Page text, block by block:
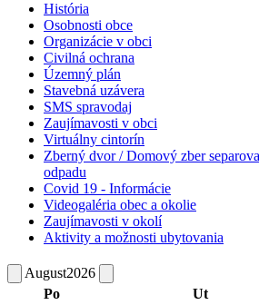
História
Osobnosti obce
Organizácie v obci
Civilná ochrana
Územný plán
Stavebná uzávera
SMS spravodaj
Zaujímavosti v obci
Virtuálny cintorín
Zberný dvor / Domový zber
odpadu
Covid 19 - Informácie
Videogaléria obec a okolie
Zaujímavosti v okolí
Aktivity a možnosti ubytovania
August2026
Po
Ut